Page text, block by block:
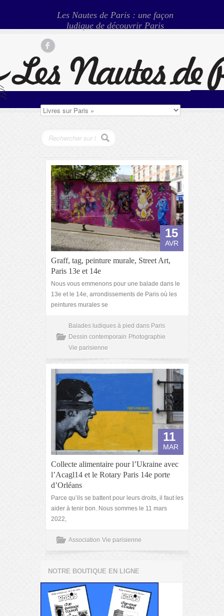
Les Nautes de Paris : une façon
ludique de découvrir Paris
15
AVR
Graff, tag, peinture murale, Street Art,
Paris 13e et 14e
Nous vous emmenons pour une balade dans le
13e et le 14e, arrondissements de Paris où les
peintures murales se
Balades ludiques à pied dans Paris
Dessin contemporain Photographie
Vie parisienne
11
MAR
Collecte alimentaire pour l’Ukraine avec
l’Acagl14 et le Rotary Paris 14e porte
d’Orléans
Parce qu’ils se battent pour leurs droits, il faut les
aider à tenir bon. Nous sommes le 11 mars
2022,
Association Vie parisienne
NOTRE BOUTIQUE EN LIGNE